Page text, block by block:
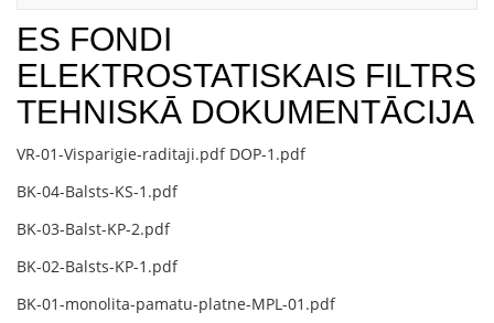
ES FONDI
ELEKTROSTATISKAIS FILTRS
TEHNISKĀ DOKUMENTĀCIJA
VR-01-Visparigie-raditaji.pdf DOP-1.pdf
BK-04-Balsts-KS-1.pdf
BK-03-Balst-KP-2.pdf
BK-02-Balsts-KP-1.pdf
BK-01-monolita-pamatu-platne-MPL-01.pdf